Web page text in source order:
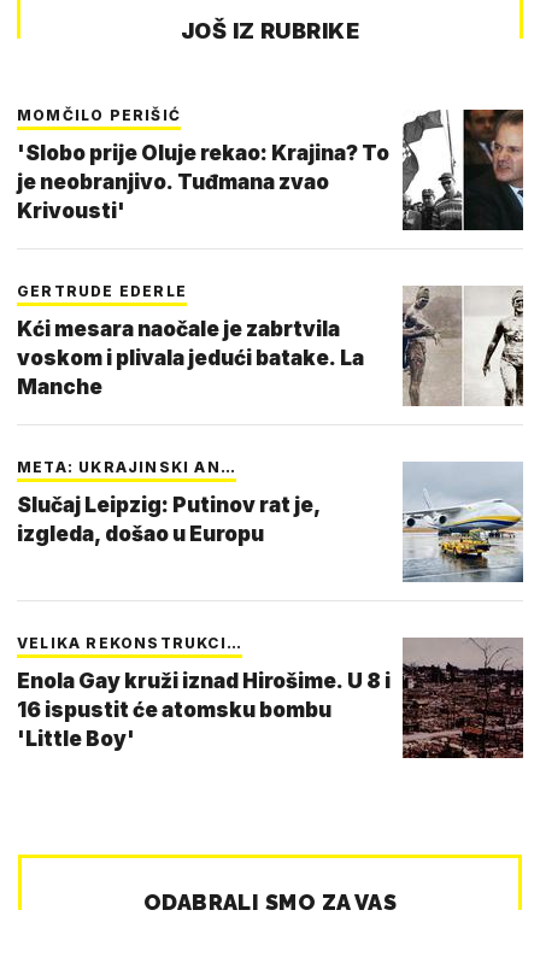
JOŠ IZ RUBRIKE
MOMČILO PERIŠIĆ
'Slobo prije Oluje rekao: Krajina? To
je neobranjivo. Tuđmana zvao
Krivousti'
GERTRUDE EDERLE
Kći mesara naočale je zabrtvila
voskom i plivala jedući batake. La
Manche
META: UKRAJINSKI AN…
Slučaj Leipzig: Putinov rat je,
izgleda, došao u Europu
VELIKA REKONSTRUKCI…
Enola Gay kruži iznad Hirošime. U 8 i
16 ispustit će atomsku bombu
'Little Boy'